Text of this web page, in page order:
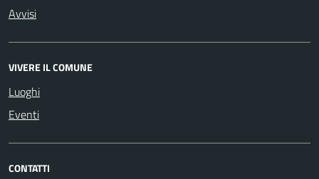
Avvisi
VIVERE IL COMUNE
Luoghi
Eventi
CONTATTI